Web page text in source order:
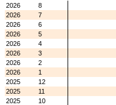
2026
8
2026
7
2026
6
2026
5
2026
4
2026
3
2026
2
2026
1
2025
12
2025
11
2025
10